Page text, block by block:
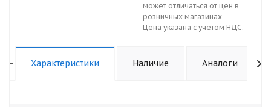
может отличаться от цен в
розничных магазинах
Цена указана с учетом НДС.
- Характеристики Наличие Аналоги